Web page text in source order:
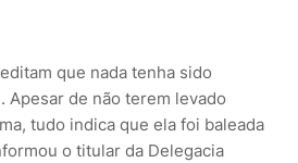
que nada tenha sido
Apesar de não terem levado
tudo indica que ela foi baleada
o titular da Delegacia